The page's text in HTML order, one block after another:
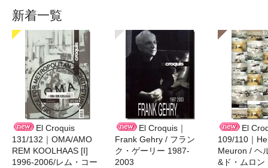
新着一覧
El Croquis
131/132｜OMA/AMO
REM KOOLHAAS [I]
1996-2006/レム・コー
El Croquis｜
Frank Gehry / フラン
ク・ゲーリー 1987-
2003
El
109/110｜
Meuron / ヘ
&ド・ムロ